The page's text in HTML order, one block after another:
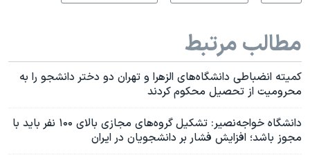
مطالب مرتبط
کمیته انضباطی دانشگاه‌های الزهرا و تهران دو دختر دانشجو را به
محرومیت از تحصیل محکوم کردند
دانشگاه خواجه‌نصیر: تشکیل گروه‌های مجازی بالای ۱۰۰ نفر باید با
مجوز باشد؛ افزایش فشار بر دانشجویان در ایران